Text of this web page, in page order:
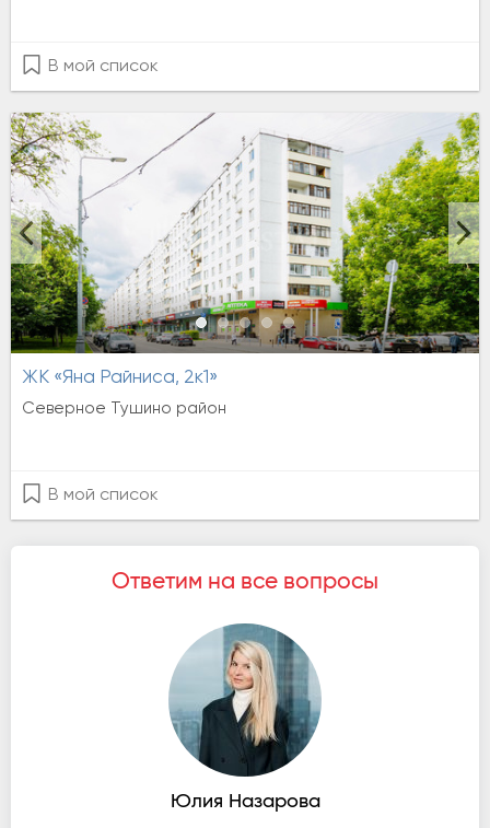
В мой список
ЖК «Яна Райниса, 2к1»
Северное Тушино район
В мой список
Ответим на все вопросы
Юлия Назарова